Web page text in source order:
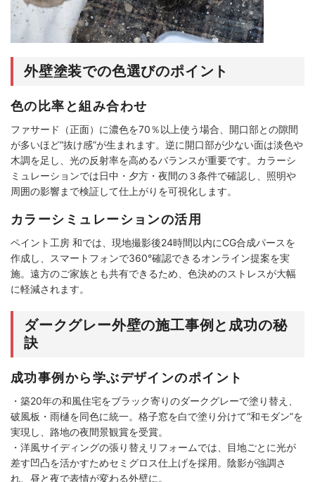
外壁塗装での色選びのポイント
色の比率と組み合わせ
ファサード（正面）に濃色を70％以上使う場合、開口部との隙間
が多いほど“抜け感”が生まれます。逆に開口部が少ない面は淡色や
木調を足し、光の反射率を高めるバランスが重要です。カラーシ
ミュレーションでは日中・夕方・夜間の３条件で確認し、照明や
周囲の影響まで検証して仕上がりを可視化します。
カラーシミュレーションの活用
ペイント工房 和では、現地撮影後24時間以内にCG合成パースを
作成し、スマートフォンで360°確認できるオンライン提案を実
施。遠方のご家族とも共有できるため、色決めのストレスが大幅
に軽減されます。
ダークグレー外壁の施工事例と成功の秘
訣
成功事例から学ぶデザインのポイント
・築20年の和風住宅をブラック寄りのダークグレーで塗り替え、
破風板・雨樋を同色に統一。格子窓を白で塗り分けて“和モダン”を
実現し、路地の夜間景観賞を受賞。
・洋風サイディングの張り替えリフォームでは、目地ごとに光が
差す凹凸を活かすためセミグロス仕上げを採用。陰影が強調さ
れ、昼と夜で表情が変わる外壁に。